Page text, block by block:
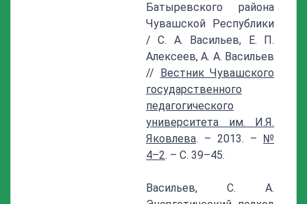
Батыревского района
Чувашской Республики
/ С. А. Васильев, Е. П.
Алексеев, А. А. Васильев
// Вестник Чувашского
государственного
педагогического
университета им. И.Я.
Яковлева. – 2013. – №
4–2. – С. 39–45.
Васильев, С. А.